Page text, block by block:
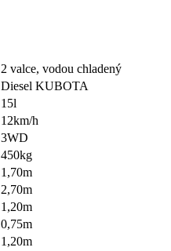
2 valce, vodou chladený
Diesel KUBOTA
15l
12km/h
3WD
450kg
1,70m
2,70m
1,20m
0,75m
1,20m